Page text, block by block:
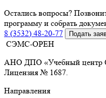
Остались вопросы?
программу и собрать
8 (3532) 48-20-77
Подать
СЭМС-ОРЕН
АНО ДПО «Учебный центр
Лицензия № 1687.
Направления